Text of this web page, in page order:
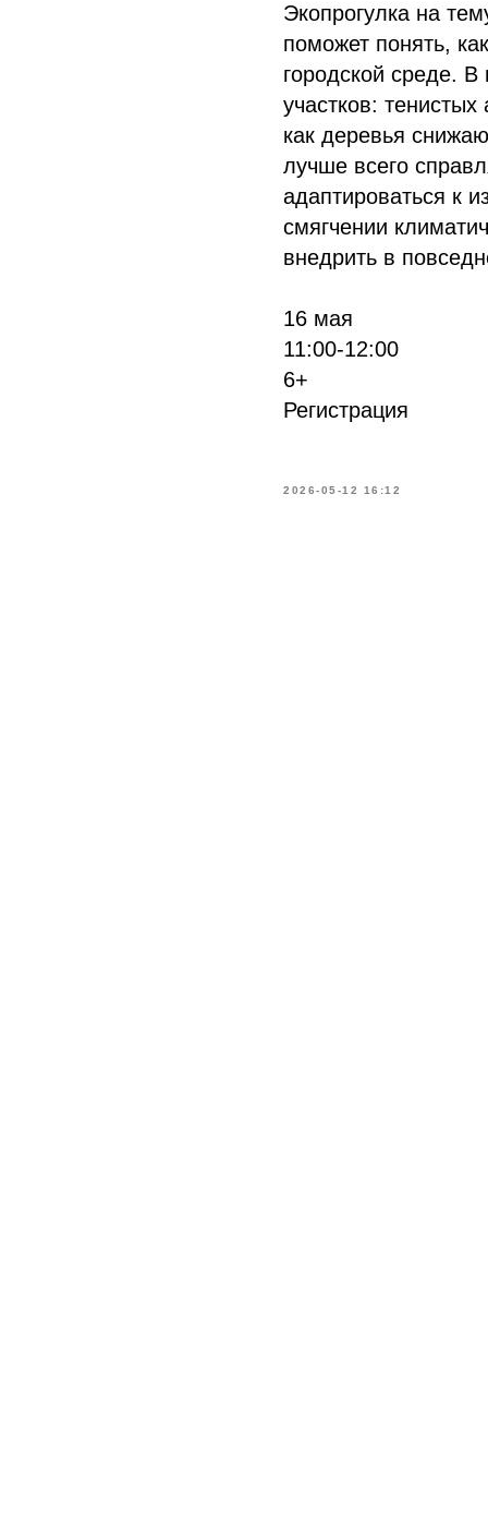
Экопрогулка на
поможет понять,
городской среде.
участков:
как деревья
лучше всего
адаптироваться к
смягчении
внедрить в
16 мая
11:00-12:00
6+
Регистрация
2026-05-12 16:12